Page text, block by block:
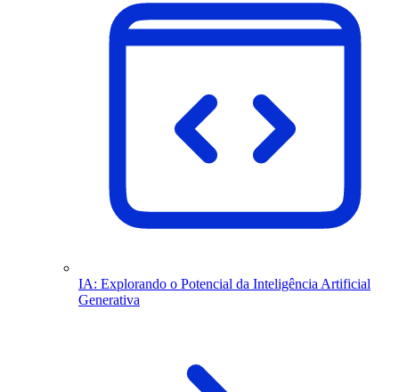
IA: Explorando o Potencial da Inteligência Artificial
Generativa